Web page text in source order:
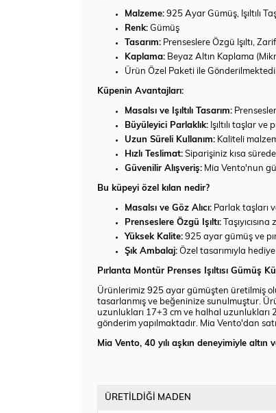
Malzeme: 925 Ayar Gümüş, Işıltılı
Renk: Gümüş
Tasarım: Prenseslere Özgü Işıltı,
Kaplama: Beyaz Altın Kaplama
Ürün Özel Paketi ile
Küpenin Avantajları:
Masalsı ve Işıltılı Tasarım:
Büyüleyici Parlaklık: Işıltılı taşlar
Uzun Süreli Kullanım: Kaliteli
Hızlı Teslimat: Siparişiniz kısa
Güvenilir Alışveriş: Mia Vento'nun
Bu küpeyi özel kılan nedir?
Masalsı ve Göz Alıcı: Parlak taşları
Prenseslere Özgü Işıltı:
Yüksek Kalite: 925 ayar gümüş ve
Şık Ambalaj: Özel tasarımıyla
Pırlanta Montür Prenses Işıltısı Gümüş
Ürünlerimiz 925 ayar gümüşten üretilmiş
tasarlanmış ve beğeninize sunulmuştur.
uzunlukları 17+3 cm ve halhal
gönderim yapılmaktadır. Mia Vento'dan
Mia Vento, 40 yılı aşkın deneyimiyle
ÜRETİLDİĞİ MADEN